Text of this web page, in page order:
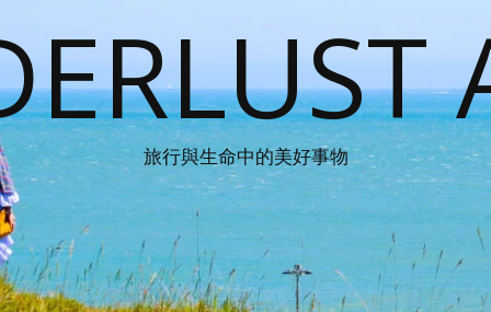
旅行與生命中的美好事物